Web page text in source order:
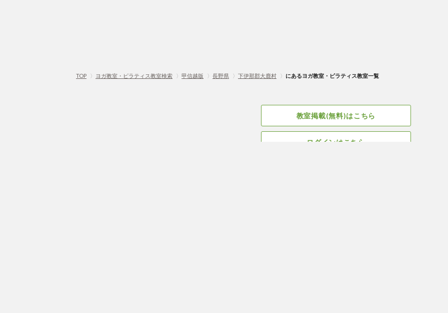
TOP 〉 ヨガ教室・ピラティス教室検索 〉 甲信越版 〉 長野県 〉 下伊那郡大鹿村 〉 にあるヨガ教室・ピラティス教室一覧
教室掲載(無料)はこちら
ログインはこちら